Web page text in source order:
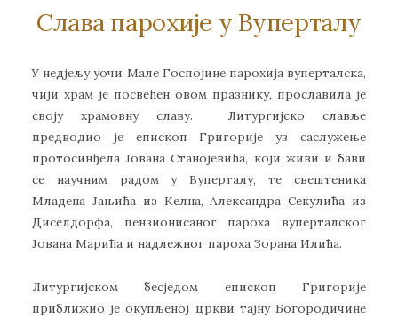
Слава парохије у Вуперталу
У недјељу уочи Мале Госпојине парохија вуперталска,
чији храм је посвећен овом празнику, прославила је
своју храмовну славу. Литургијско славље
предводио је епископ Григорије уз саслужeње
протосинђела Јована Станојевића, који живи и бави
се научним радом у Вуперталу, те свештеника
Младена Јањића из Келна, Александра Секулића из
Диселдорфа, пензионисаног пароха вуперталског
Јована Марића и надлежног пароха Зорана Илића.
Литургијском бесједом епископ Григорије
приближио је окупљеној цркви тајну Богородичине